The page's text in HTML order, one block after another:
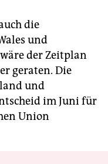
die
und
der Zeitplan
geraten. Die
und
im Juni für
Union